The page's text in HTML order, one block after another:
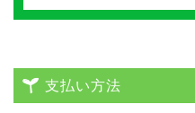
支払い方法